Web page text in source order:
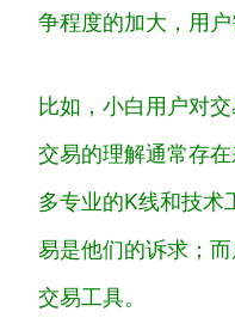
争程度的加大，用户
比如，小白用户对
交易的理解通常存
多专业的K线和技术
易是他们的诉求；
交易工具。